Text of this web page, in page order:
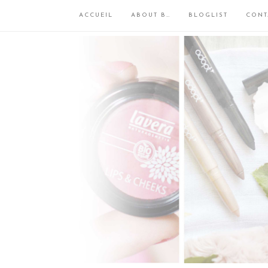
ACCUEIL ABOUT B… BLOGLIST